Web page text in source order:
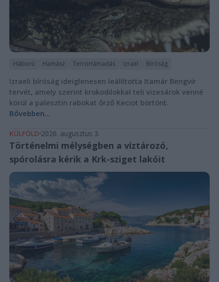
Háború Hamász Terrortámadás Izrael Bíróság
Izraeli bíróság ideiglenesen leállította Itamár Bengvír
tervét, amely szerint krokodilokkal teli vizesárok venné
körül a palesztin rabokat őrző Keciot börtönt.
Bővebben...
KÜLFÖLD 2026. augusztus 3.
Történelmi mélységben a víztározó,
spórolásra kérik a Krk-sziget lakóit